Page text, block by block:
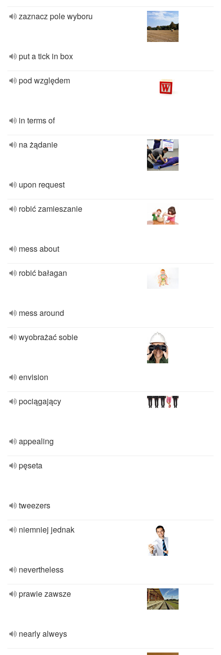
zaznacz pole wyboru
put a tick in box
pod względem
in terms of
na żądanie
upon request
robić zamieszanie
mess about
robić bałagan
mess around
wyobrażać sobie
envision
pociągający
appealing
pęseta
tweezers
niemniej jednak
nevertheless
prawie zawsze
nearly alweys